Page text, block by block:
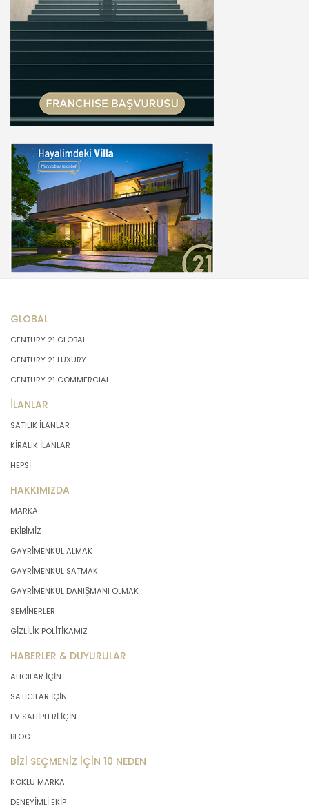
GLOBAL
CENTURY 21 GLOBAL
CENTURY 21 LUXURY
CENTURY 21 COMMERCIAL
İLANLAR
SATILIK İLANLAR
KİRALIK İLANLAR
HEPSİ
HAKKIMIZDA
MARKA
EKİBİMİZ
GAYRİMENKUL ALMAK
GAYRİMENKUL SATMAK
GAYRİMENKUL DANIŞMANI OLMAK
SEMİNERLER
GİZLİLİK POLİTİKAMIZ
HABERLER & DUYURULAR
ALICILAR İÇİN
SATICILAR İÇİN
EV SAHİPLERİ İÇİN
BLOG
BİZİ SEÇMENİZ İÇİN 10 NEDEN
KÖKLÜ MARKA
DENEYİMLİ EKİP